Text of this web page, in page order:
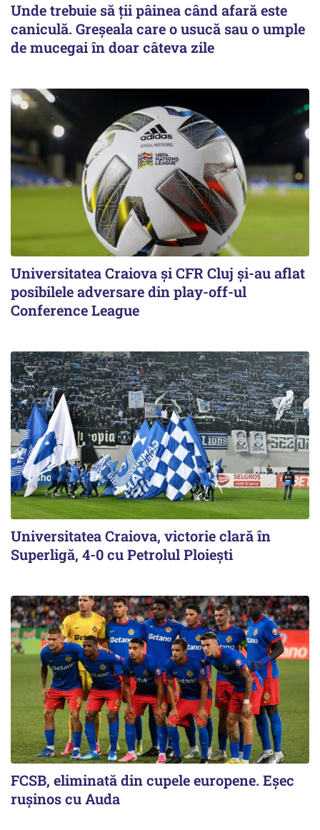
Unde trebuie să ții pâinea când afară este
caniculă. Greșeala care o usucă sau o umple
de mucegai în doar câteva zile
Universitatea Craiova și CFR Cluj și-au aflat
posibilele adversare din play-off-ul
Conference League
Universitatea Craiova, victorie clară în
Superligă, 4-0 cu Petrolul Ploieşti
FCSB, eliminată din cupele europene. Eşec
ruşinos cu Auda